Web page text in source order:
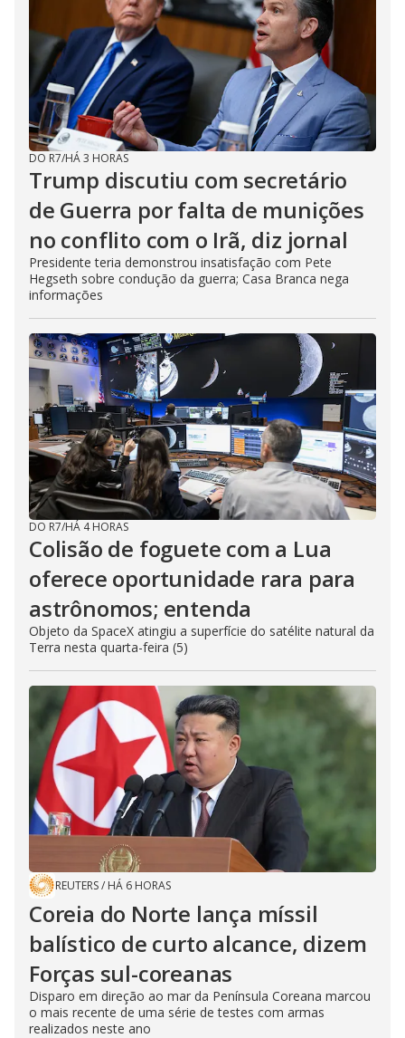
DO R7/HÁ 3 HORAS
Trump discutiu com secretário
de Guerra por falta de munições
no conflito com o Irã, diz jornal
Presidente teria demonstrou insatisfação com Pete
Hegseth sobre condução da guerra; Casa Branca nega
informações
DO R7/HÁ 4 HORAS
Colisão de foguete com a Lua
oferece oportunidade rara para
astrônomos; entenda
Objeto da SpaceX atingiu a superfície do satélite natural da
Terra nesta quarta-feira (5)
REUTERS/ HÁ 6 HORAS
Coreia do Norte lança míssil
balístico de curto alcance, dizem
Forças sul-coreanas
Disparo em direção ao mar da Península Coreana marcou
o mais recente de uma série de testes com armas
realizados neste ano